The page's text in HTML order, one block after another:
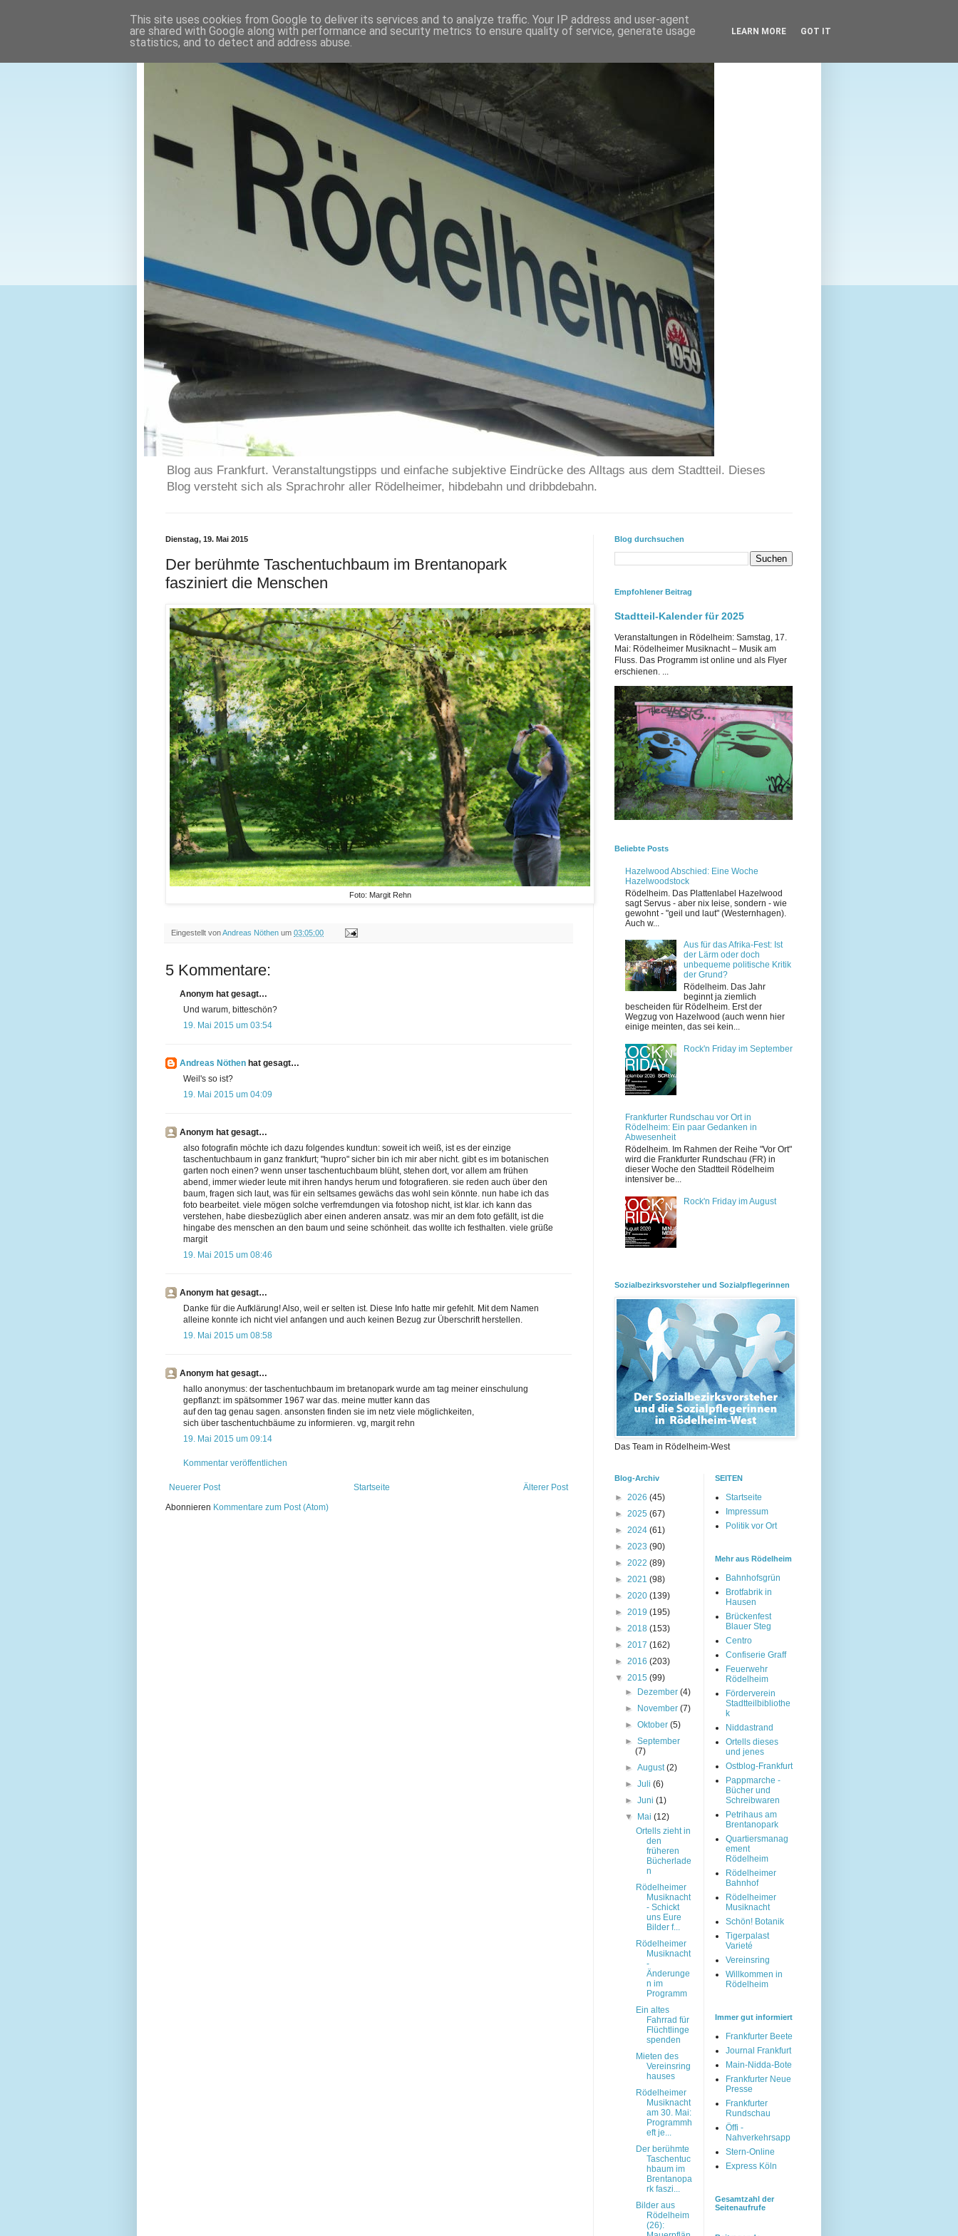
Blog aus Frankfurt. Veranstaltungstipps und einfache subjektive Eindrücke des Alltags aus dem Stadtteil. Dieses
Blog versteht sich als Sprachrohr aller Rödelheimer, hibdebahn und dribbdebahn.
Dienstag, 19. Mai 2015
Der berühmte Taschentuchbaum im Brentanopark
fasziniert die Menschen
Foto: Margit Rehn
Eingestellt vonAndreas Nöthen um 03:05:00
5 Kommentare:
Anonym hat gesagt…
Und warum, bitteschön?
19. Mai 2015 um 03:54
Andreas Nöthen hat gesagt…
Weil's so ist?
19. Mai 2015 um 04:09
Anonym hat gesagt…
also fotografin möchte ich dazu folgendes kundtun: soweit ich weiß, ist es der einzige
taschentuchbaum in ganz frankfurt; "hupro" sicher bin ich mir aber nicht. gibt es im botanischen
garten noch einen? wenn unser taschentuchbaum blüht, stehen dort, vor allem am frühen
abend, immer wieder leute mit ihren handys herum und fotografieren. sie reden auch über den
baum, fragen sich laut, was für ein seltsames gewächs das wohl sein könnte. nun habe ich das
foto bearbeitet. viele mögen solche verfremdungen via fotoshop nicht, ist klar. ich kann das
verstehen, habe diesbezüglich aber einen anderen ansatz. was mir an dem foto gefällt, ist die
hingabe des menschen an den baum und seine schönheit. das wollte ich festhalten. viele grüße
margit
19. Mai 2015 um 08:46
Anonym hat gesagt…
Danke für die Aufklärung! Also, weil er selten ist. Diese Info hatte mir gefehlt. Mit dem Namen
alleine konnte ich nicht viel anfangen und auch keinen Bezug zur Überschrift herstellen.
19. Mai 2015 um 08:58
Anonym hat gesagt…
hallo anonymus: der taschentuchbaum im bretanopark wurde am tag meiner einschulung
gepflanzt: im spätsommer 1967 war das. meine mutter kann das
auf den tag genau sagen. ansonsten finden sie im netz viele möglichkeiten,
sich über taschentuchbäume zu informieren. vg, margit rehn
19. Mai 2015 um 09:14
Kommentar veröffentlichen
Neuerer Post Älterer Post
Startseite
Abonnieren Kommentare zum Post (Atom)
Blog durchsuchen
Empfohlener Beitrag
Stadtteil-Kalender für 2025
Veranstaltungen in Rödelheim: Samstag, 17.
Mai: Rödelheimer Musiknacht – Musik am
Fluss. Das Programm ist online und als Flyer
erschienen. ...
Beliebte Posts
Hazelwood Abschied: Eine Woche
Hazelwoodstock
Rödelheim. Das Plattenlabel Hazelwood
sagt Servus - aber nix leise, sondern - wie
gewohnt - "geil und laut" (Westernhagen).
Auch w...
Aus für das Afrika-Fest: Ist
der Lärm oder doch
unbequeme politische Kritik
der Grund?
Rödelheim. Das Jahr
beginnt ja ziemlich
bescheiden für Rödelheim. Erst der
Wegzug von Hazelwood (auch wenn hier
einige meinten, das sei kein...
Rock'n Friday im September
Frankfurter Rundschau vor Ort in
Rödelheim: Ein paar Gedanken in
Abwesenheit
Rödelheim. Im Rahmen der Reihe "Vor Ort"
wird die Frankfurter Rundschau (FR) in
dieser Woche den Stadtteil Rödelheim
intensiver be...
Rock'n Friday im August
Sozialbezirksvorsteher und Sozialpflegerinnen
Das Team in Rödelheim-West
Blog-Archiv
► 2026 (45)
► 2025 (67)
► 2024 (61)
► 2023 (90)
► 2022 (89)
► 2021 (98)
► 2020 (139)
► 2019 (195)
► 2018 (153)
► 2017 (162)
► 2016 (203)
▼ 2015 (99)
►
Dezember(4)
►
November(7)
►Oktober(5)
►September
(7)
►August(2)
►Juli(6)
►Juni(1)
▼
Mai(12)
Ortells zieht in
den
früheren
Bücherlade
n
Rödelheimer
Musiknacht
- Schickt
uns Eure
Bilder f...
Rödelheimer
Musiknacht
-
Änderunge
n im
Programm
Ein altes
Fahrrad für
Flüchtlinge
spenden
Mieten des
Vereinsring
hauses
Rödelheimer
Musiknacht
am 30. Mai:
Programmh
eft je...
Der berühmte
Taschentuc
hbaum im
Brentanopa
rk faszi...
Bilder aus
Rödelheim
(26):
SEITEN
Startseite
Impressum
Politik vor Ort
Mehr aus Rödelheim
Bahnhofsgrün
Brotfabrik in
Hausen
Brückenfest
Blauer Steg
Centro
Confiserie Graff
Feuerwehr
Rödelheim
Förderverein
Stadtteilbibliothe
k
Niddastrand
Ortells dieses
und jenes
Ostblog-Frankfurt
Pappmarche -
Bücher und
Schreibwaren
Petrihaus am
Brentanopark
Quartiersmanag
ement
Rödelheim
Rödelheimer
Bahnhof
Rödelheimer
Musiknacht
Schön! Botanik
Tigerpalast
Varieté
Vereinsring
Willkommen in
Rödelheim
Immer gut informiert
Frankfurter Beete
Journal Frankfurt
Main-Nidda-Bote
Frankfurter Neue
Presse
Frankfurter
Rundschau
Öffi -
Nahverkehrsapp
Stern-Online
Express Köln
Gesamtzahl der
Seitenaufrufe
This site uses cookies from Google to deliver its services and to analyze traffic. Your IP address and user-agent
are shared with Google along with performance and security metrics to ensure quality of service, generate usage
statistics, and to detect and address abuse.
LEARN MORE GOT IT